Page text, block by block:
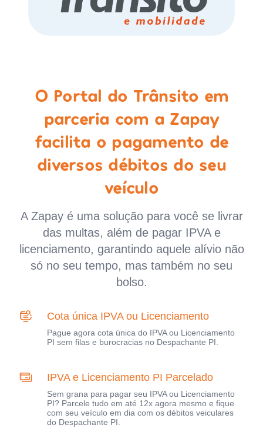
O Portal do Trânsito em
parceria com a Zapay
facilita o pagamento de
diversos débitos do seu
veículo
A Zapay é uma solução para você se livrar
das multas, além de pagar IPVA e
licenciamento, garantindo aquele alívio não
só no seu tempo, mas também no seu
bolso.
Cota única IPVA ou Licenciamento
Pague agora cota única do IPVA ou Licenciamento
PI sem filas e burocracias no Despachante PI.
IPVA e Licenciamento PI Parcelado
Sem grana para pagar seu IPVA ou Licenciamento
PI? Parcele tudo em até 12x agora mesmo e fique
com seu veículo em dia com os débitos veiculares
do Despachante PI.